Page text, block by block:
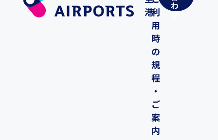
港利
用
時
の
規
程
・
ご
案
内
わ